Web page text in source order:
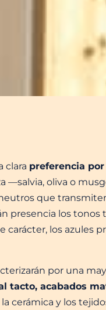
clara preferencia
—salvia, oliva o
que
presencia los tonos
carácter, los azules
por una
tacto, acabados
la cerámica y los